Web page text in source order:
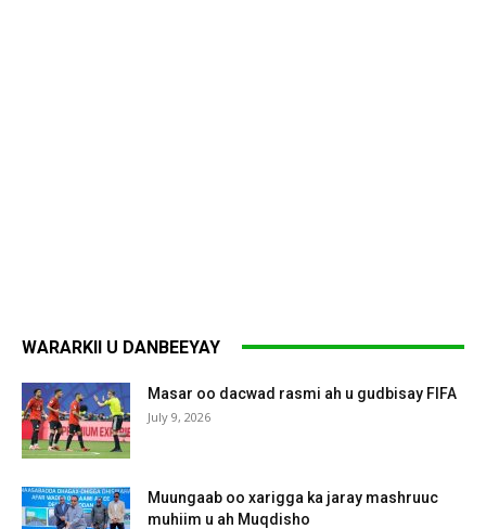
WARARKII U DANBEEYAY
Masar oo dacwad rasmi ah u gudbisay FIFA
July 9, 2026
Muungaab oo xarigga ka jaray mashruuc
muhiim u ah Muqdisho